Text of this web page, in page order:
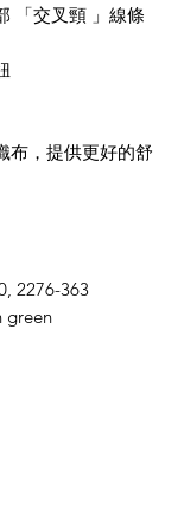
「交叉頸 」線條
布，提供更好的舒
2276-363
green